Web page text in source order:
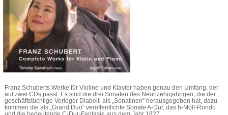
Franz Schuberts Werke für Violine und Klavier haben genau den Umfang, der
auf zwei CDs passt. Es sind die drei Sonaten des Neunzehnjährigen, die der
geschäftstüchtige Verleger Diabelli als „Sonatinen“ herausgegeben hat, dazu
kommen die als „Grand Duo“ veröffentlichte Sonate A-Dur, das h-Moll-Rondo
und die bedeutende C-Dur-Fantasie aus dem Jahr 1827.